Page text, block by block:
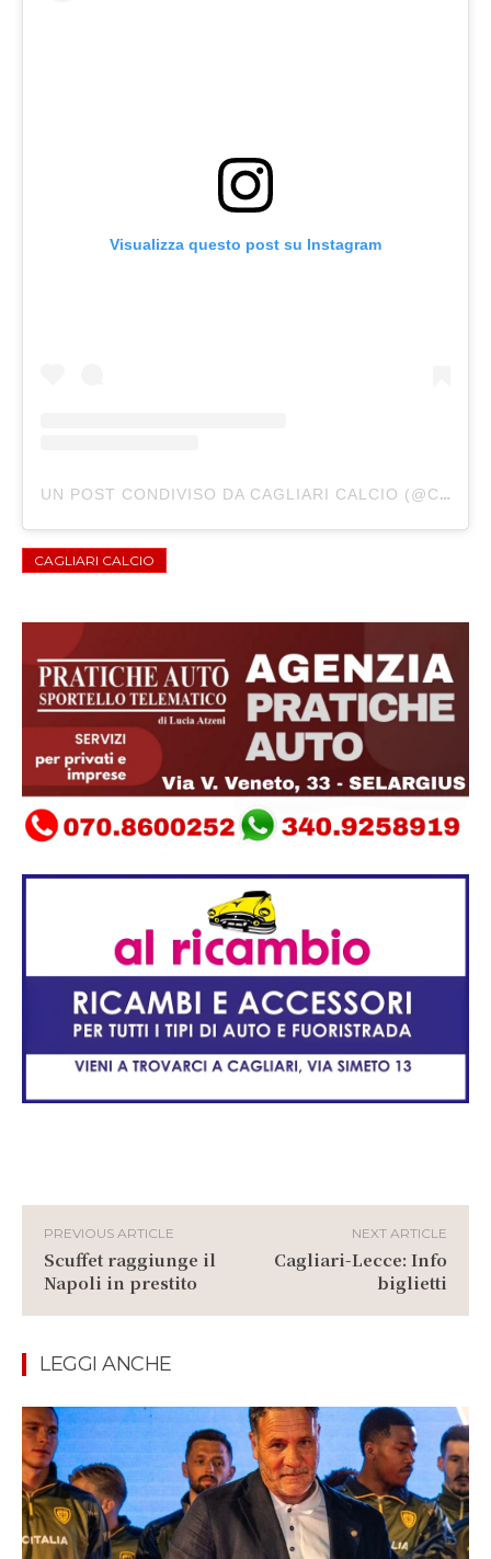
Visualizza questo post su Instagram
UN POST CONDIVISO DA CAGLIARI CALCIO (@CAGLIARICALCIO)
CAGLIARI CALCIO
PREVIOUS ARTICLE
Scuffet raggiunge il
Napoli in prestito
NEXT ARTICLE
Cagliari-Lecce: Info
biglietti
LEGGI ANCHE